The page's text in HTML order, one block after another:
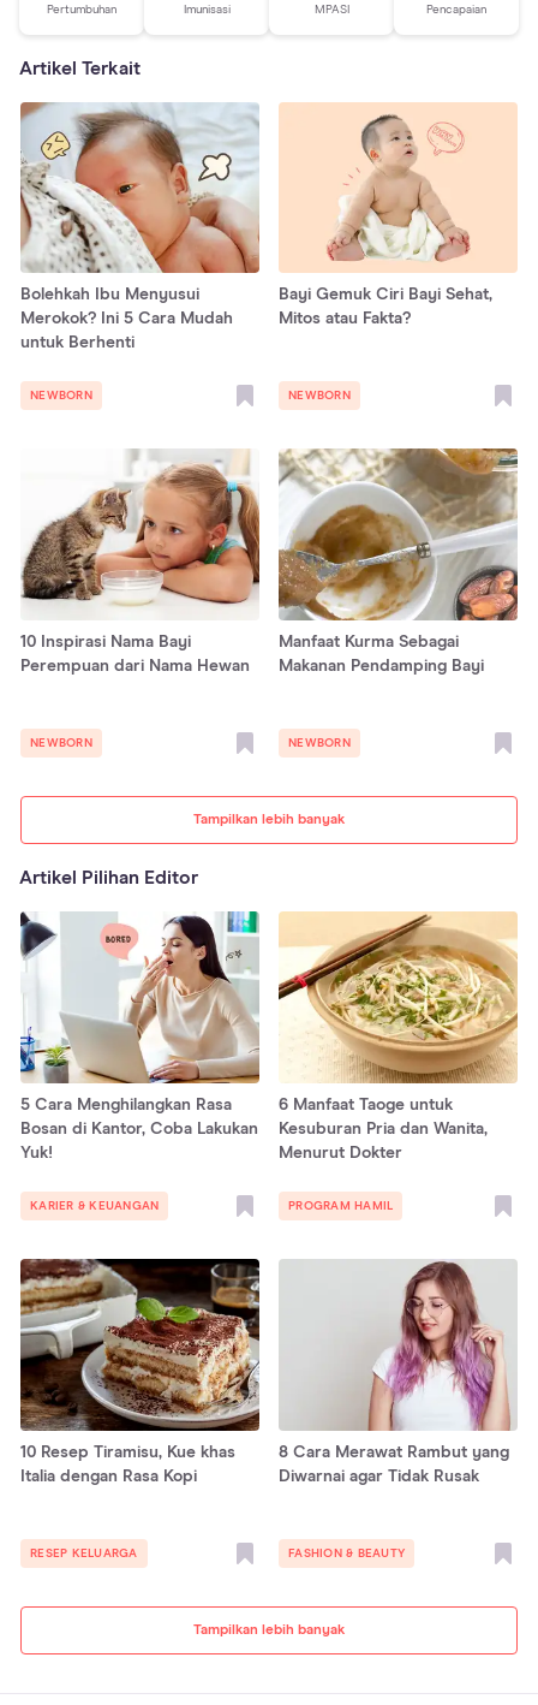
Pertumbuhan Imunisasi MPASI Pencapaian
Artikel Terkait
Tampilkan lebih banyak
Bolehkah Ibu Menyusui
Merokok? Ini 5 Cara Mudah
untuk Berhenti
NEWBORN
Bayi Gemuk Ciri Bayi Sehat,
Mitos atau Fakta?
NEWBORN
10 Inspirasi Nama Bayi
Perempuan dari Nama Hewan
NEWBORN
Manfaat Kurma Sebagai
Makanan Pendamping Bayi
NEWBORN
Artikel Pilihan Editor
Tampilkan lebih banyak
5 Cara Menghilangkan Rasa
Bosan di Kantor, Coba Lakukan
Yuk!
KARIER & KEUANGAN
6 Manfaat Taoge untuk
Kesuburan Pria dan Wanita,
Menurut Dokter
PROGRAM HAMIL
10 Resep Tiramisu, Kue khas
Italia dengan Rasa Kopi
RESEP KELUARGA
8 Cara Merawat Rambut yang
Diwarnai agar Tidak Rusak
FASHION & BEAUTY